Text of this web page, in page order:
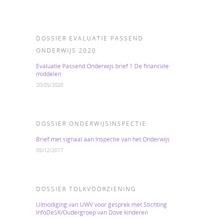
DOSSIER EVALUATIE PASSEND
ONDERWIJS 2020
Evaluatie Passend Onderwijs brief 1 De financiële
middelen
20/05/2020
DOSSIER ONDERWIJSINSPECTIE
Brief met signaal aan Inspectie van het Onderwijs
05/12/2017
DOSSIER TOLKVOORZIENING
Uitnodiging van UWV voor gesprek met Stichting
InfoDeSK/Oudergroep van Dove kinderen